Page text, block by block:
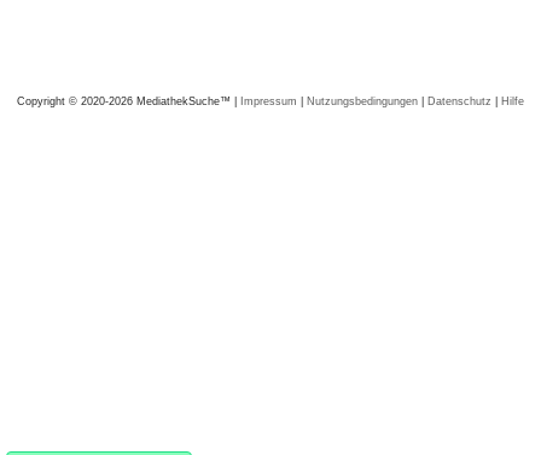
Copyright © 2020-2026 MediathekSuche™ | Impressum | Nutzungsbedingungen | Datenschutz | Hilfe